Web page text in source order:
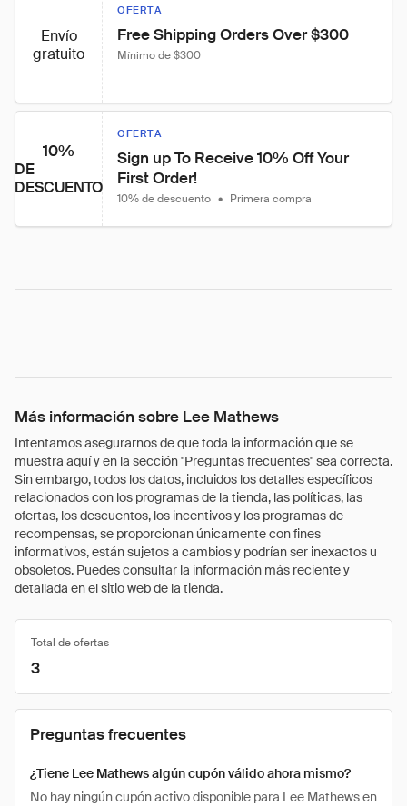
Envío
gratuito
OFERTA
Free Shipping Orders Over $300
Mínimo de $300
10%
DE
DESCUENTO
OFERTA
Sign up To Receive 10% Off Your
First Order!
10% de descuento • Primera compra
Más información sobre Lee Mathews
Intentamos asegurarnos de que toda la información que se
muestra aquí y en la sección "Preguntas frecuentes" sea correcta.
Sin embargo, todos los datos, incluidos los detalles específicos
relacionados con los programas de la tienda, las políticas, las
ofertas, los descuentos, los incentivos y los programas de
recompensas, se proporcionan únicamente con fines
informativos, están sujetos a cambios y podrían ser inexactos u
obsoletos. Puedes consultar la información más reciente y
detallada en el sitio web de la tienda.
Total de ofertas
3
Preguntas frecuentes
¿Tiene Lee Mathews algún cupón válido ahora mismo?
No hay ningún cupón activo disponible para Lee Mathews en